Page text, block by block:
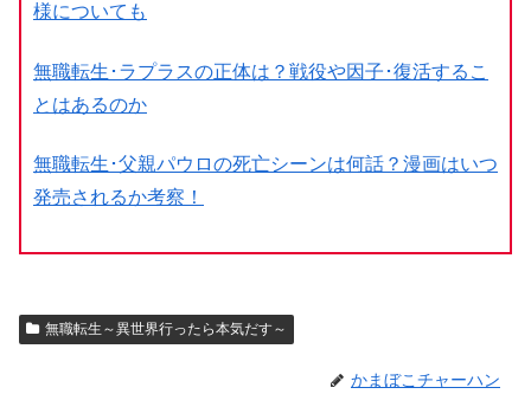
様についても
無職転生･ラプラスの正体は？戦役や因子･復活するこ
とはあるのか
無職転生･父親パウロの死亡シーンは何話？漫画はいつ
発売されるか考察！
無職転生～異世界行ったら本気だす～
かまぼこチャーハン